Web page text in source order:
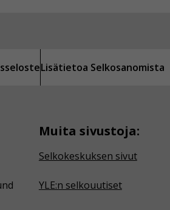
Lisätietoa Selkosanomista
Muita sivustoja:
Selkokeskuksen sivut
YLE:n selkouutiset